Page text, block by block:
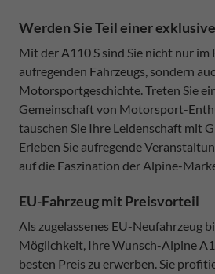
Werden Sie Teil einer
Mit der A110 S sind Sie nicht nur im
aufregenden Fahrzeugs, sondern
Motorsportgeschichte. Treten Sie
Gemeinschaft von Motorsport-
tauschen Sie Ihre Leidenschaft mit
Erleben Sie aufregende
auf die Faszination der Alpine-
EU-Fahrzeug mit Preisvorteil
Als zugelassenes EU-Neufahrzeug
Möglichkeit, Ihre Wunsch-Alpine
besten Preis zu erwerben. Sie